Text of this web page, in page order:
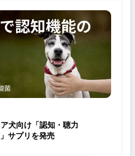
犬向け「認知・聴力
サプリを発売